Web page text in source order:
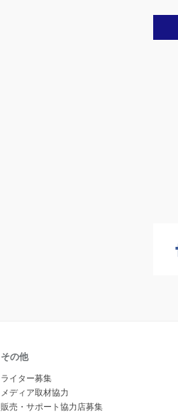
その他
ライター募集
メディア取材協力
販売・サポート協力店募集